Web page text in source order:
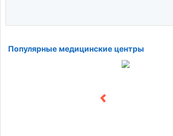
Популярные медицинские центры